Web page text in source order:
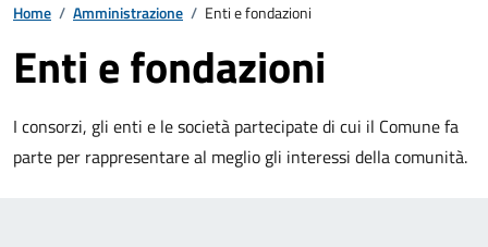
Home / Amministrazione / Enti e fondazioni
Enti e fondazioni
I consorzi, gli enti e le società partecipate di cui il Comune fa
parte per rappresentare al meglio gli interessi della comunità.